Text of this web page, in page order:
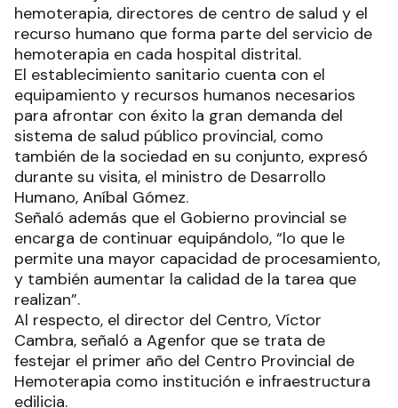
hemoterapia, directores de centro de salud y el
recurso humano que forma parte del servicio de
hemoterapia en cada hospital distrital.
El establecimiento sanitario cuenta con el
equipamiento y recursos humanos necesarios
para afrontar con éxito la gran demanda del
sistema de salud público provincial, como
también de la sociedad en su conjunto, expresó
durante su visita, el ministro de Desarrollo
Humano, Aníbal Gómez.
Señaló además que el Gobierno provincial se
encarga de continuar equipándolo, “lo que le
permite una mayor capacidad de procesamiento,
y también aumentar la calidad de la tarea que
realizan”.
Al respecto, el director del Centro, Víctor
Cambra, señaló a Agenfor que se trata de
festejar el primer año del Centro Provincial de
Hemoterapia como institución e infraestructura
edilicia.